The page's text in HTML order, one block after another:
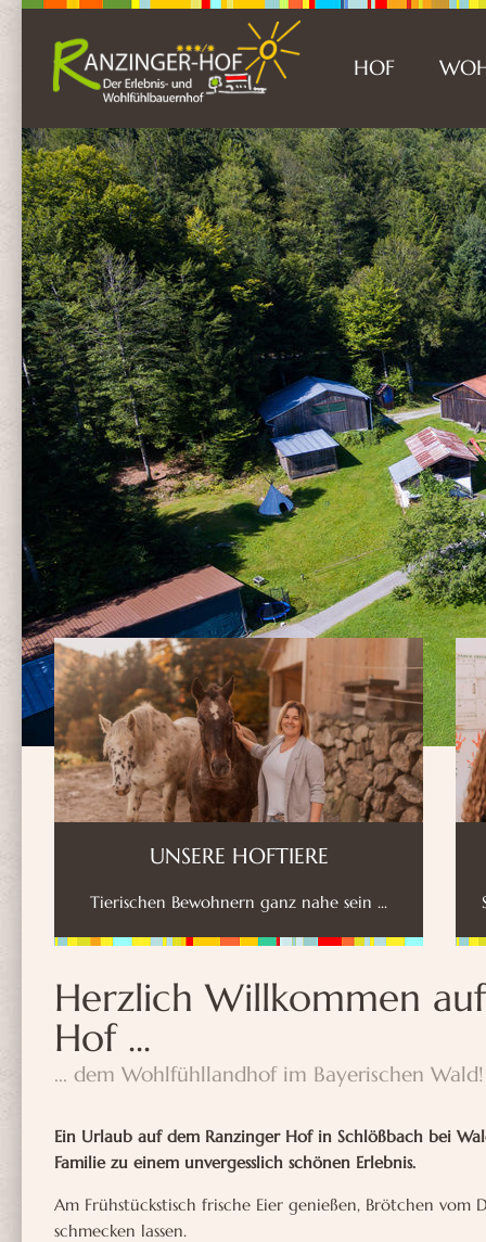
HOF
UNSERE HOFTIERE
Tierischen Bewohnern ganz nahe sein ...
Herzlich Willkommen
Hof ...
... dem Wohlfühllandhof im Bayerischen Wald!
Ein Urlaub auf dem Ranzinger Hof in Schlößbach bei
Familie zu einem unvergesslich schönen Erlebnis.
Am Frühstückstisch frische Eier genießen, Brötchen
schmecken lassen.